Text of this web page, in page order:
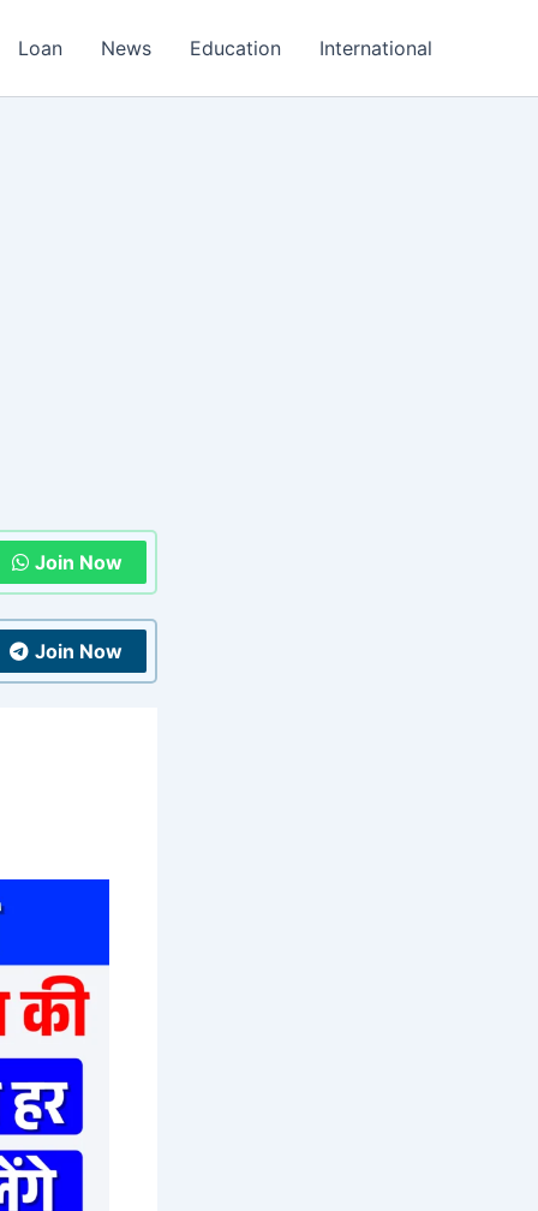
Loan News Education International
Join Now
Join Now